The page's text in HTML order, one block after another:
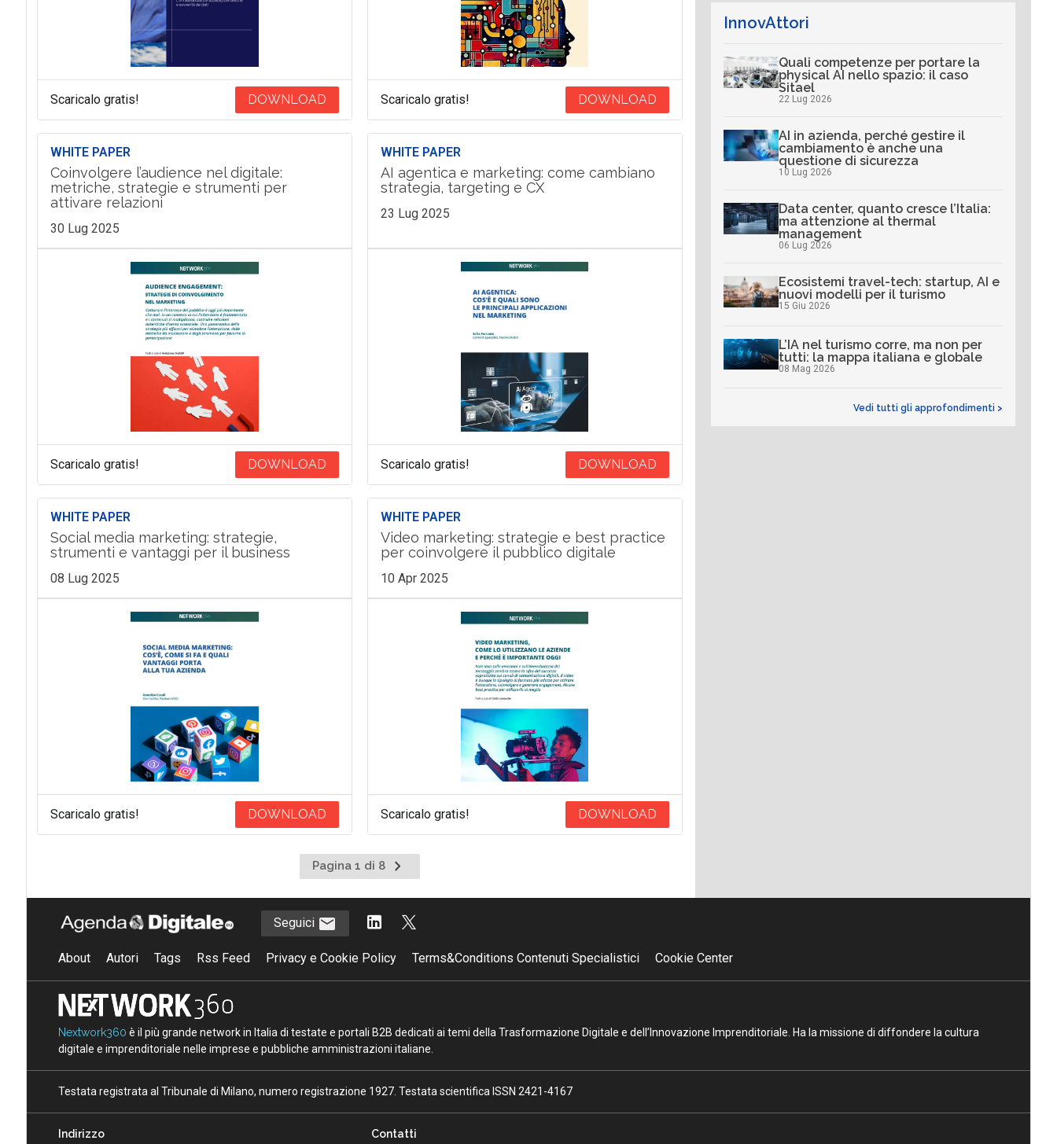
Scaricalo gratis! DOWNLOAD Scaricalo gratis! DOWNLOAD
WHITE PAPER
Coinvolgere l’audience nel digitale:
metriche, strategie e strumenti per
attivare relazioni
30 Lug 2025
Scaricalo gratis! DOWNLOAD
WHITE PAPER
AI agentica e marketing: come cambiano
strategia, targeting e CX
23 Lug 2025
Scaricalo gratis! DOWNLOAD
WHITE PAPER
Social media marketing: strategie,
strumenti e vantaggi per il business
08 Lug 2025
Scaricalo gratis! DOWNLOAD
WHITE PAPER
Video marketing: strategie e best practice
per coinvolgere il pubblico digitale
10 Apr 2025
Scaricalo gratis! DOWNLOAD
Pagina 1 di 8
Pagina
successiva
InnovAttori
Quali competenze per portare la
physical AI nello spazio: il caso
Sitael
22 Lug 2026
AI in azienda, perché gestire il
cambiamento è anche una
questione di sicurezza
10 Lug 2026
Data center, quanto cresce l’Italia:
ma attenzione al thermal
management
06 Lug 2026
Ecosistemi travel-tech: startup, AI e
nuovi modelli per il turismo
15 Giu 2026
L’IA nel turismo corre, ma non per
tutti: la mappa italiana e globale
08 Mag 2026
Vedi tutti gli approfondimenti >
Seguici
About Autori Tags Rss Feed Privacy e Cookie Policy Terms&Conditions Contenuti Specialistici Cookie Center
Nextwork360 è il più grande network in Italia di testate e portali B2B dedicati ai temi della Trasformazione Digitale e dell’Innovazione Imprenditoriale. Ha la missione di diffondere la cultura
digitale e imprenditoriale nelle imprese e pubbliche amministrazioni italiane.
Testata registrata al Tribunale di Milano, numero registrazione 1927. Testata scientifica ISSN 2421-4167
Indirizzo Contatti